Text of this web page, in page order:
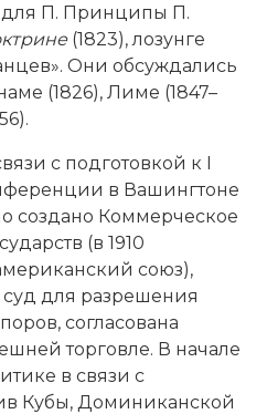
и топонимика
и духовной культуры
отношений
и методология
отношений
П. Принципы П.
(1823), лозунге
Они обсуждались
(1826), Лиме (1847–
с подготовкой к I
в Вашингтоне
создано Коммерческое
(в 1910
союз),
для разрешения
согласована
торговле. В начале
в связи с
Кубы, Доминиканской